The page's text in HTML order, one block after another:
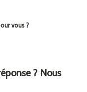
vous ?
? Nous